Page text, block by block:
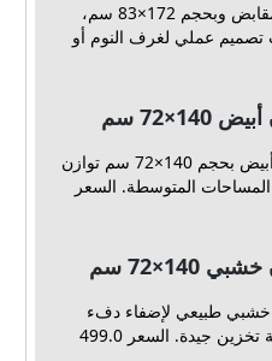
خزانة بستة أدراج بلون أبيض بمقابض وبحجم 172×83 سم،
عملي لغرف النوم أو
خزانة خشبية بستة أدراج بلون أبيض بحجم 140×72 سم توازن
المساحات المتوسطة. السعر
خشبي طبيعي لإضفاء دفء
على المساحات والاحتفاظ بسعة تخزين جيدة. السعر 499.0